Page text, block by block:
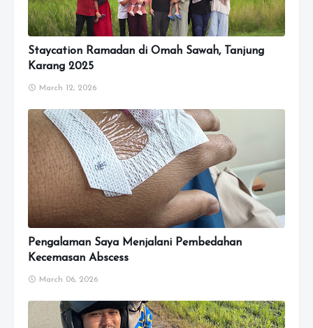
Staycation Ramadan di Omah Sawah, Tanjung
Karang 2025
March 12, 2026
Pengalaman Saya Menjalani Pembedahan
Kecemasan Abscess
March 06, 2026